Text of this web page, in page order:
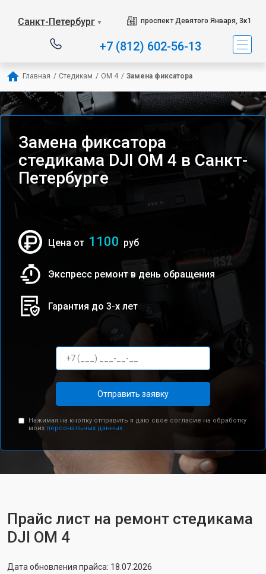
Санкт-Петербург ▼ проспект Девятого Января, 3к1
+7 (812) 602-56-13
Главная / Стедикам / OM 4 / Замена фиксатора
Замена фиксатора
стедикама DJI OM 4 в Санкт-
Петербурге
Цена от 1100 руб
Экспресс ремонт в день обращения
Гарантия до 3-х лет
Отправить заявку
Нажимая на кнопку отправить я даю свое согласие на обработку
моих персональных данных.
Прайс лист на ремонт стедикама
DJI OM 4
Дата обновления прайса: 18.07.2026